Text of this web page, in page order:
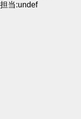
担当:undef